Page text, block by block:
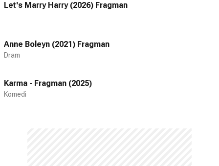
Let's Marry Harry (2026) Fragman
Anne Boleyn (2021) Fragman
Dram
Karma - Fragman (2025)
Komedi